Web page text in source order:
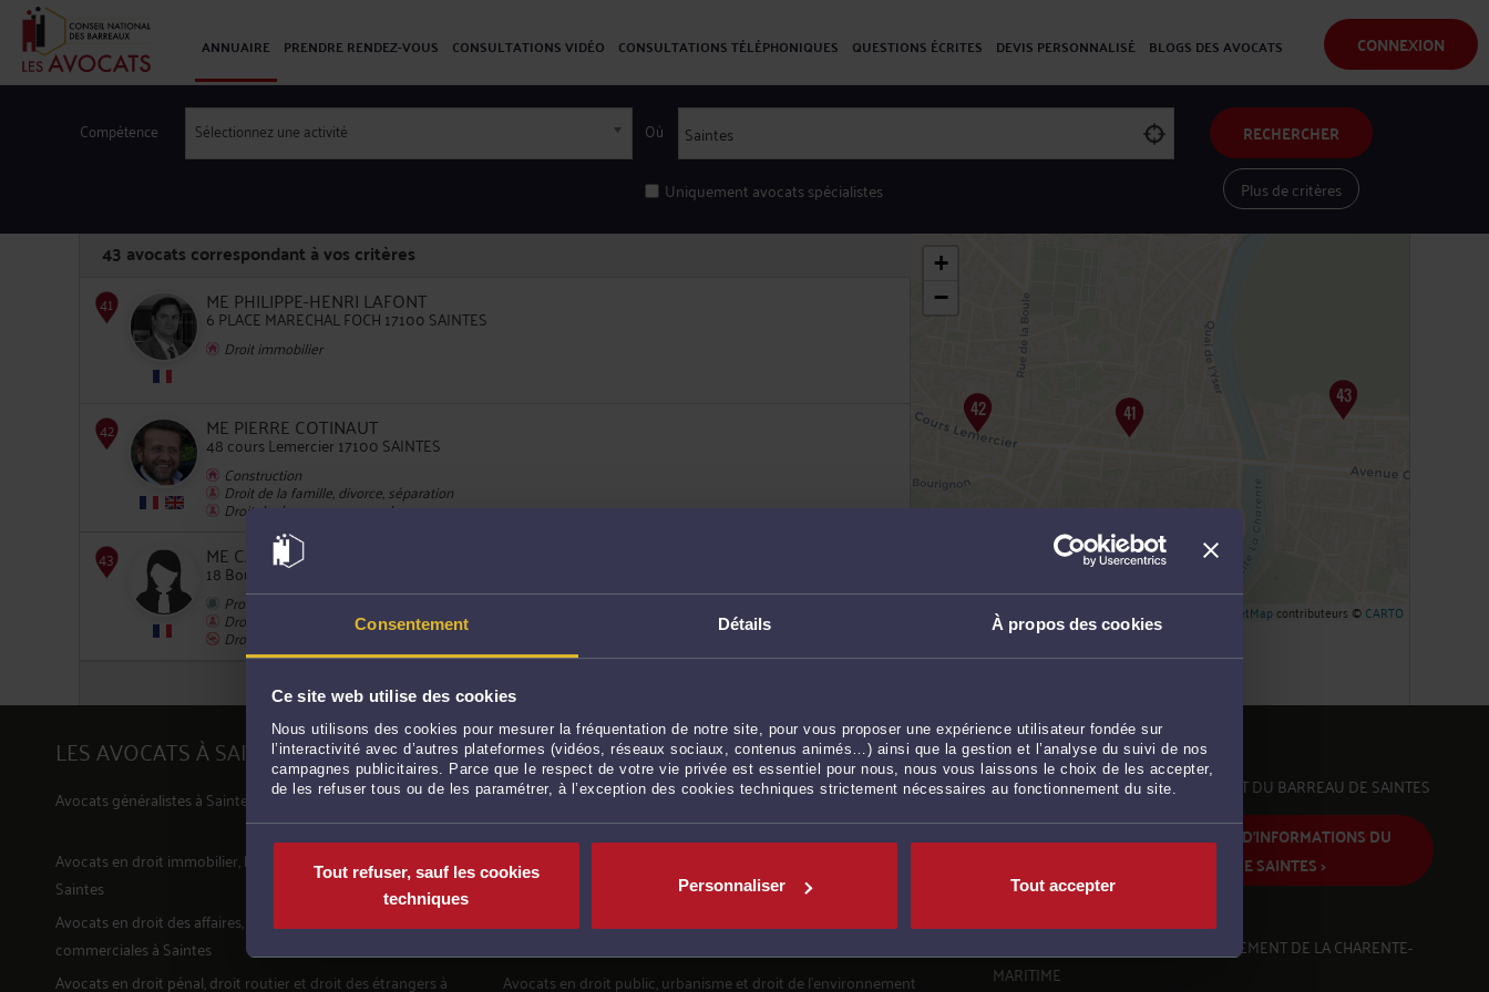
Consentement Détails À propos des cookies
Ce site web utilise des cookies
Nous utilisons des cookies pour mesurer la fréquentation de notre site, pour vous proposer une expérience utilisateur fondée sur
l’interactivité avec d’autres plateformes (vidéos, réseaux sociaux, contenus animés…) ainsi que la gestion et l’analyse du suivi de nos
campagnes publicitaires. Parce que le respect de votre vie privée est essentiel pour nous, nous vous laissons le choix de les accepter,
de les refuser tous ou de les paramétrer, à l’exception des cookies techniques strictement nécessaires au fonctionnement du site.
Tout refuser, sauf les cookies
techniques
Personnaliser Tout accepter
CONNEXION
ANNUAIRE PRENDRE RENDEZ-VOUS CONSULTATIONS VIDÉO CONSULTATIONS TÉLÉPHONIQUES QUESTIONS ÉCRITES DEVIS PERSONNALISÉ BLOGS DES AVOCATS
Compétence Sélectionnez une activité Où
Uniquement avocats spécialistes
RECHERCHER
Plus de critères
43 avocats correspondant à vos critères
ME PHILIPPE-HENRI LAFONT
6 PLACE MARECHAL FOCH 17100 SAINTES
Droit immobilier
ME PIERRE COTINAUT
48 cours Lemercier 17100 SAINTES
Construction
Droit de la famille, divorce, séparation
Droit du dommage corporel
43
ME CATHERINE MOLLE
18 Boulevard Guillet-Maillet 17100 SAINTES
Procédure civile
Droit des enfants
Droit pénal
+
−
OpenStreetMapcontributeurs ©CARTO
LES AVOCATS À SAINTES PAR DOMAINE DE COMPÉTENCE
Avocats généralistes à Saintes Avocats endroit de la famille, des personnes, et de la
consommationà Saintes
Avocats en droit immobilier, baux, construction, voisinage
à
Saintes
Avocats en
Saintes
Avocats en droit des affaires, des contrats, et des sociétés
commercialesà Saintes
Avocats en droit des assurances, du dommage corporel et de
Avocats en droit pénal, droit routier et droit des étrangers à Avocats en droit public, urbanisme et droit de l'environnement
SAINTES SE SITUE DANS LE RESSORT DU BARREAU DE SAINTES
ACCÉDER À LA PAGE D'INFORMATIONS DU
BARREAU DE SAINTES >
SAINTES SE SITUE DANS LE DÉPARTEMENT DE LA CHARENTE-
MARITIME